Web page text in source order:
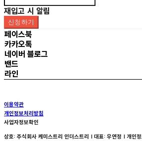
재입고 시 알림
신청하기
페이스북
카카오톡
네이버 블로그
밴드
라인
이용약관
개인정보처리방침
사업자정보확인
상호: 주식회사 케미스트리 인더스트리 | 대표: 우연정 | 개인